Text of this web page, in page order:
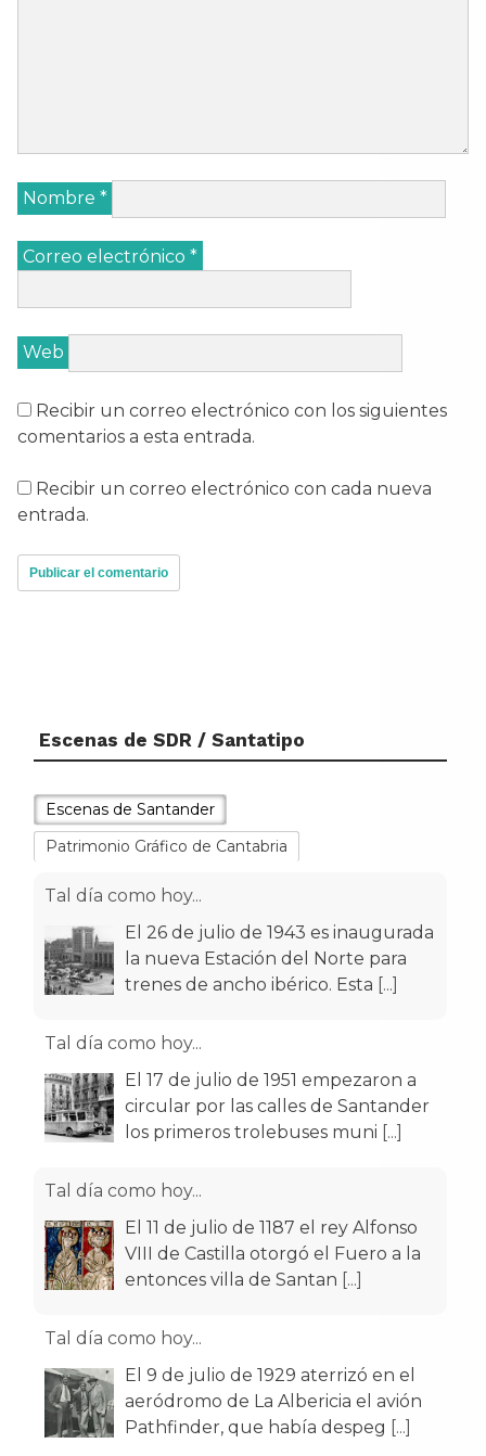
Nombre *
Correo electrónico *
Web
Recibir un correo electrónico con los siguientes
comentarios a esta entrada.
Recibir un correo electrónico con cada nueva
entrada.
Escenas de SDR / Santatipo
Escenas de Santander
Patrimonio Gráfico de Cantabria
Tal día como hoy...
El 26 de julio de 1943 es inaugurada
la nueva Estación del Norte para
trenes de ancho ibérico. Esta [...]
Tal día como hoy...
El 17 de julio de 1951 empezaron a
circular por las calles de Santander
los primeros trolebuses muni [...]
Tal día como hoy...
El 11 de julio de 1187 el rey Alfonso
VIII de Castilla otorgó el Fuero a la
entonces villa de Santan [...]
Tal día como hoy...
El 9 de julio de 1929 aterrizó en el
aeródromo de La Albericia el avión
Pathfinder, que había despeg [...]